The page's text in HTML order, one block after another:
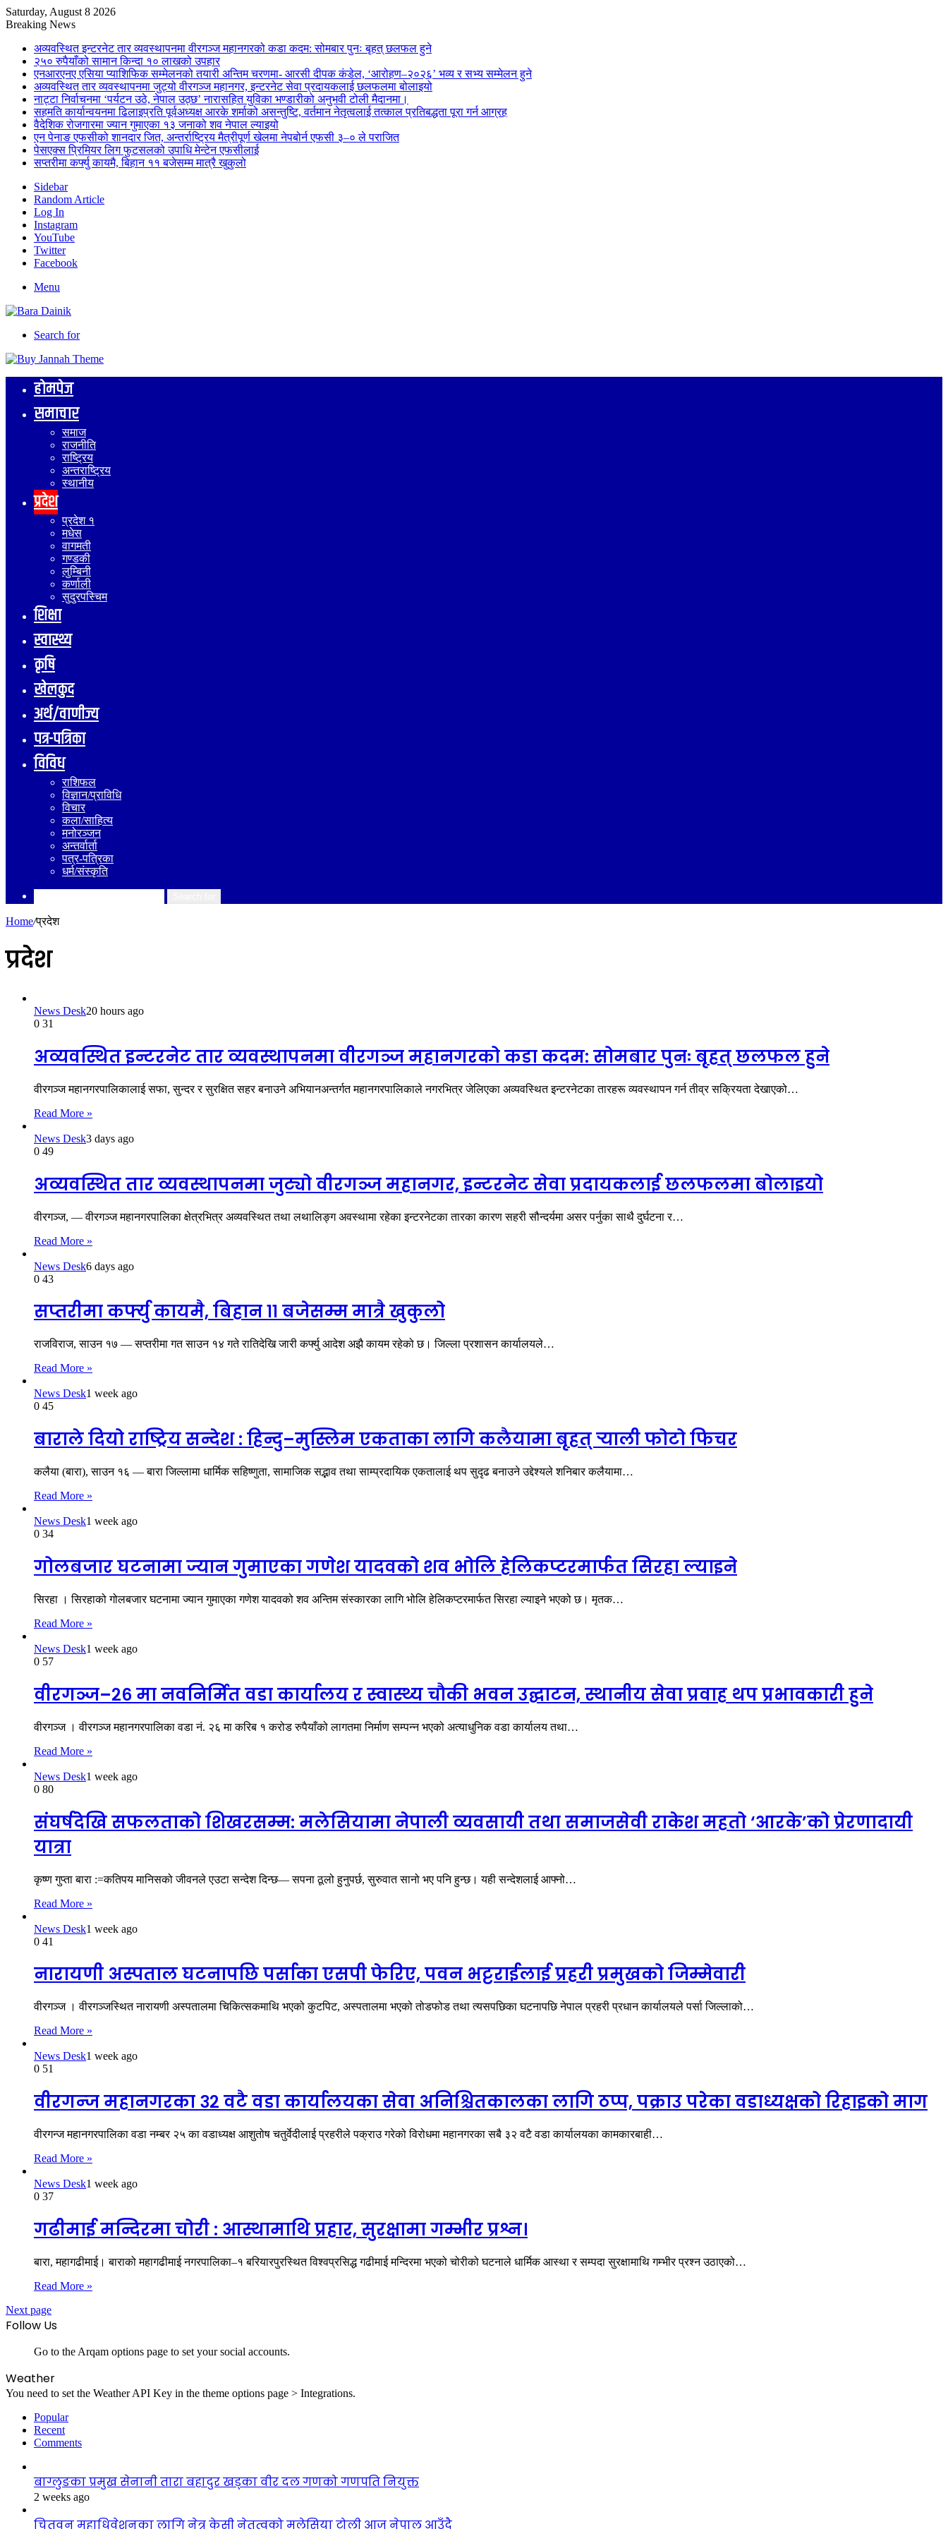
Saturday, August 8 2026
Breaking News
अव्यवस्थित इन्टरनेट तार व्यवस्थापनमा वीरगञ्ज महानगरको कडा कदम: सोमबार पुनः बृहत् छलफल हुने
२५० रुपैयाँको सामान किन्दा १० लाखको उपहार
एनआरएनए एसिया प्याशिफिक सम्मेलनको तयारी अन्तिम चरणमा- आरसी दीपक कंडेल, ‘आरोहण–२०२६’ भव्य र सभ्य सम्मेलन हुने
अव्यवस्थित तार व्यवस्थापनमा जुट्यो वीरगञ्ज महानगर, इन्टरनेट सेवा प्रदायकलाई छलफलमा बोलाइयो
नाट्टा निर्वाचनमा ‘पर्यटन उठे, नेपाल उठ्छ’ नारासहित युविका भण्डारीको अनुभवी टोली मैदानमा।
सहमति कार्यान्वयनमा ढिलाइप्रति पूर्वअध्यक्ष आरके शर्माको असन्तुष्टि, वर्तमान नेतृत्वलाई तत्काल प्रतिबद्धता पूरा गर्न आग्रह
वैदेशिक रोजगारमा ज्यान गुमाएका १३ जनाको शव नेपाल ल्याइयो
एन पेनाङ एफसीको शानदार जित, अन्तर्राष्ट्रिय मैत्रीपूर्ण खेलमा नेपबोर्न एफसी ३–० ले पराजित
पेसएक्स प्रिमियर लिग फुटसलको उपाधि मेन्टेन एफसीलाई
सप्तरीमा कर्फ्यु कायमै, बिहान ११ बजेसम्म मात्रै खुकुलो
Sidebar
Random Article
Log In
Instagram
YouTube
Twitter
Facebook
Menu
Search for
होमपेज
समाचार
समाज
राजनीति
राष्ट्रिय
अन्तराष्ट्रिय
स्थानीय
प्रदेश
प्रदेश १
मधेस
वागमती
गण्डकी
लुम्बिनी
कर्णाली
सुदुरपस्चिम
शिक्षा
स्वास्थ्य
कृषि
खेलकुद
अर्थ/वाणीज्य
पत्र-पत्रिका
विविध
राशिफल
विज्ञान/प्राविधि
विचार
कला/साहित्य
मनोरञ्जन
अन्तर्वार्ता
पत्र-पत्रिका
धर्म/संस्कृति
Home/प्रदेश
प्रदेश
News Desk20 hours ago
0 31
अव्यवस्थित इन्टरनेट तार व्यवस्थापनमा वीरगञ्ज महानगरको कडा कदम: सोमबार पुनः बृहत् छलफल हुने
वीरगञ्ज महानगरपालिकालाई सफा, सुन्दर र सुरक्षित सहर बनाउने अभियानअन्तर्गत महानगरपालिकाले नगरभित्र जेलिएका अव्यवस्थित इन्टरनेटका तारहरू व्यवस्थापन गर्न तीव्र सक्रियता देखाएको…
Read More »
News Desk3 days ago
0 49
अव्यवस्थित तार व्यवस्थापनमा जुट्यो वीरगञ्ज महानगर, इन्टरनेट सेवा प्रदायकलाई छलफलमा बोलाइयो
वीरगञ्ज, — वीरगञ्ज महानगरपालिका क्षेत्रभित्र अव्यवस्थित तथा लथालिङ्ग अवस्थामा रहेका इन्टरनेटका तारका कारण सहरी सौन्दर्यमा असर पर्नुका साथै दुर्घटना र…
Read More »
News Desk6 days ago
0 43
सप्तरीमा कर्फ्यु कायमै, बिहान ११ बजेसम्म मात्रै खुकुलो
राजविराज, साउन १७ — सप्तरीमा गत साउन १४ गते रातिदेखि जारी कर्फ्यु आदेश अझै कायम रहेको छ। जिल्ला प्रशासन कार्यालयले…
Read More »
News Desk1 week ago
0 45
बाराले दियो राष्ट्रिय सन्देश : हिन्दु–मुस्लिम एकताका लागि कलैयामा बृहत् र्‍याली फोटो फिचर
कलैया (बारा), साउन १६ — बारा जिल्लामा धार्मिक सहिष्णुता, सामाजिक सद्भाव तथा साम्प्रदायिक एकतालाई थप सुदृढ बनाउने उद्देश्यले शनिबार कलैयामा…
Read More »
News Desk1 week ago
0 34
गोलबजार घटनामा ज्यान गुमाएका गणेश यादवको शव भोलि हेलिकप्टरमार्फत सिरहा ल्याइने
सिरहा । सिरहाको गोलबजार घटनामा ज्यान गुमाएका गणेश यादवको शव अन्तिम संस्कारका लागि भोलि हेलिकप्टरमार्फत सिरहा ल्याइने भएको छ। मृतक…
Read More »
News Desk1 week ago
0 57
वीरगञ्ज–२६ मा नवनिर्मित वडा कार्यालय र स्वास्थ्य चौकी भवन उद्घाटन, स्थानीय सेवा प्रवाह थप प्रभावकारी हुने
वीरगञ्ज । वीरगञ्ज महानगरपालिका वडा नं. २६ मा करिब १ करोड रुपैयाँको लागतमा निर्माण सम्पन्न भएको अत्याधुनिक वडा कार्यालय तथा…
Read More »
News Desk1 week ago
0 80
संघर्षदेखि सफलताको शिखरसम्म: मलेसियामा नेपाली व्यवसायी तथा समाजसेवी राकेश महतो ‘आरके’को प्रेरणादायी
यात्रा
कृष्ण गुप्ता बारा :=कतिपय मानिसको जीवनले एउटा सन्देश दिन्छ— सपना ठूलो हुनुपर्छ, सुरुवात सानो भए पनि हुन्छ। यही सन्देशलाई आफ्नो…
Read More »
News Desk1 week ago
0 41
नारायणी अस्पताल घटनापछि पर्साका एसपी फेरिए, पवन भट्टराईलाई प्रहरी प्रमुखको जिम्मेवारी
वीरगञ्ज । वीरगञ्जस्थित नारायणी अस्पतालमा चिकित्सकमाथि भएको कुटपिट, अस्पतालमा भएको तोडफोड तथा त्यसपछिका घटनापछि नेपाल प्रहरी प्रधान कार्यालयले पर्सा जिल्लाको…
Read More »
News Desk1 week ago
0 51
वीरगन्ज महानगरका ३२ वटै वडा कार्यालयका सेवा अनिश्चितकालका लागि ठप्प, पक्राउ परेका वडाध्यक्षको रिहाइको माग
वीरगन्ज महानगरपालिका वडा नम्बर २५ का वडाध्यक्ष आशुतोष चतुर्वेदीलाई प्रहरीले पक्राउ गरेको विरोधमा महानगरका सबै ३२ वटै वडा कार्यालयका कामकारबाही…
Read More »
News Desk1 week ago
0 37
गढीमाई मन्दिरमा चोरी : आस्थामाथि प्रहार, सुरक्षामा गम्भीर प्रश्न।
बारा, महागढीमाई। बाराको महागढीमाई नगरपालिका–१ बरियारपुरस्थित विश्वप्रसिद्ध गढीमाई मन्दिरमा भएको चोरीको घटनाले धार्मिक आस्था र सम्पदा सुरक्षामाथि गम्भीर प्रश्न उठाएको…
Read More »
Next page
Follow Us
Go to the Arqam options page to set your social accounts.
Weather
You need to set the Weather API Key in the theme options page > Integrations.
Popular
Recent
Comments
बाग्लुङका प्रमुख सेनानी तारा बहादुर खड्का वीर दल गणको गणपति नियुक्त
2 weeks ago
चितवन महाधिवेशनका लागि नेत्र केसी नेतृत्वको मलेसिया टोली आज नेपाल आउँदै